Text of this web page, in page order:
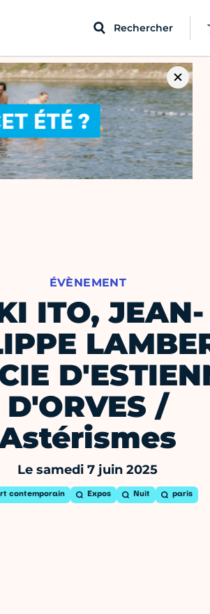
Rechercher
ÉVÈNEMENT
ITO, JEAN-
D'ORVES /
Le samedi 7 juin 2025
contemporain Expos Nuit paris